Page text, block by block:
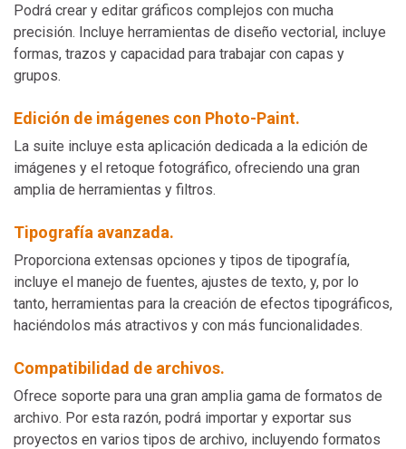
Podrá crear y editar gráficos complejos con mucha
precisión. Incluye herramientas de diseño vectorial, incluye
formas, trazos y capacidad para trabajar con capas y
grupos.
Edición de imágenes con Photo-Paint.
La suite incluye esta aplicación dedicada a la edición de
imágenes y el retoque fotográfico, ofreciendo una gran
amplia de herramientas y filtros.
Tipografía avanzada.
Proporciona extensas opciones y tipos de tipografía,
incluye el manejo de fuentes, ajustes de texto, y, por lo
tanto, herramientas para la creación de efectos tipográficos,
haciéndolos más atractivos y con más funcionalidades.
Compatibilidad de archivos.
Ofrece soporte para una gran amplia gama de formatos de
archivo. Por esta razón, podrá importar y exportar sus
proyectos en varios tipos de archivo, incluyendo formatos